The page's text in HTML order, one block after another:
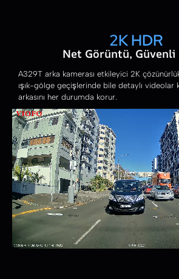
2K HDR
Net Görüntü, Güvenli
A329T arka kamerası etkileyici 2K
ışık-gölge geçişlerinde bile detaylı videolar
arkasını her durumda korur.